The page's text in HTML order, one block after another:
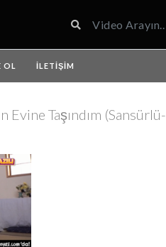
OL İLETIŞIM
Evine Taşındım (Sansürlü-